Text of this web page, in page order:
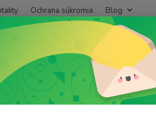
Ochrana súkromia Blog
Modul PCM - 300 RAIN PRO